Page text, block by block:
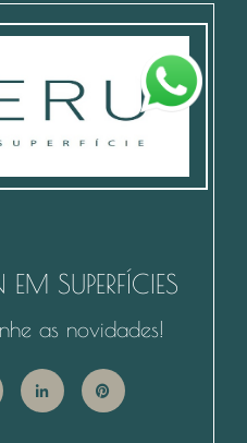
SUPERFÍCIES
as novidades!